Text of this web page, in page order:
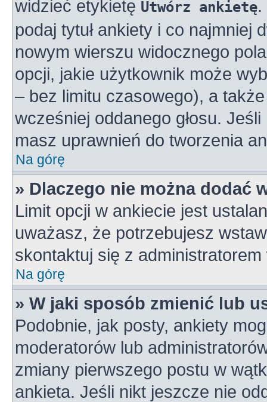
widzieć etykietę Utwórz ankietę.
podaj tytuł ankiety i co najmniej
nowym wierszu widocznego
opcji, jakie użytkownik może
– bez limitu czasowego), a
wcześniej oddanego głosu.
masz uprawnień do tworzenia
Na górę
» Dlaczego nie można dodać
Limit opcji w ankiecie jest
uważasz, że potrzebujesz
skontaktuj się z administratorem
Na górę
» W jaki sposób zmienić lub
Podobnie, jak posty, ankiety
moderatorów lub
zmiany pierwszego postu w
ankieta. Jeśli nikt jeszcze nie